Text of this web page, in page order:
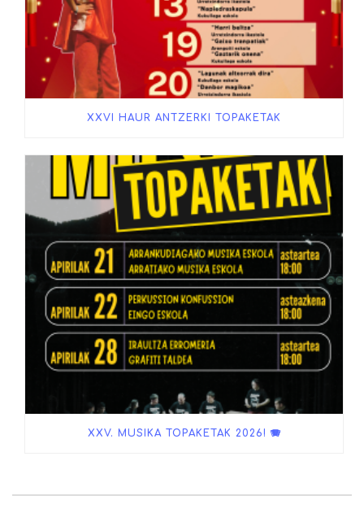
XXVI HAUR ANTZERKI TOPAKETAK
XXV. MUSIKA TOPAKETAK 2026! 🪗